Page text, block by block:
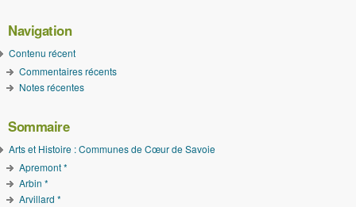
Navigation
Contenu récent
Commentaires récents
Notes récentes
Sommaire
Arts et Histoire : Communes de Cœur de Savoie
Apremont *
Arbin *
Arvillard *